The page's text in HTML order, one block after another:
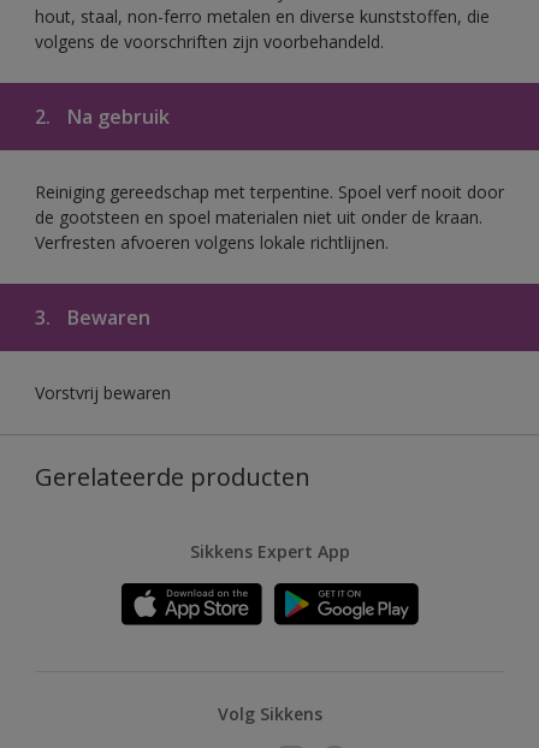
hout, staal, non-ferro metalen en diverse kunststoffen, die
volgens de voorschriften zijn voorbehandeld.
2. Na gebruik
Reiniging gereedschap met terpentine. Spoel verf nooit door
de gootsteen en spoel materialen niet uit onder de kraan.
Verfresten afvoeren volgens lokale richtlijnen.
3. Bewaren
Vorstvrij bewaren
Gerelateerde producten
Sikkens Expert App
Volg Sikkens